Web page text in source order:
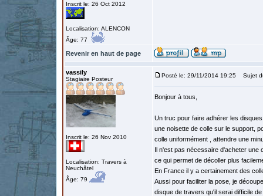
Inscrit le: 26 Oct 2012
Localisation: ALENCON
Âge: 77
Revenir en haut de page
vassily
Stagiaire Posteur
Inscrit le: 26 Nov 2010
Localisation: Travers à
Neuchâtel
Âge: 79
Posté le: 29/11/2014 19:25 Sujet
Bonjour à tous,
Un truc pour faire adhérer les
une noisette de colle sur le support,
colle uniformément , attendre une
Il n'est pas nécessaire d'acheter une
ce qui permet de décoller plus
En France il y a certainement des
Aussi pour faciliter la pose, je
disque de travers qu'il serai difficile